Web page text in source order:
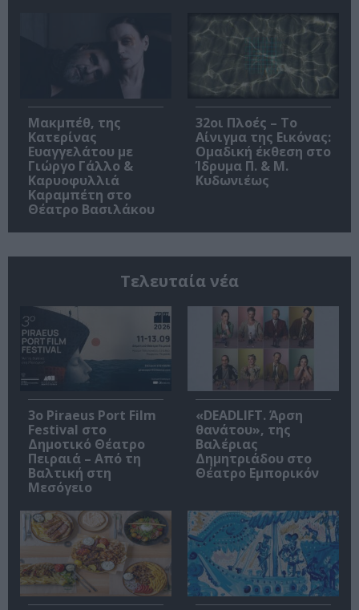
Μακμπέθ, της
Κατερίνας
Ευαγγελάτου με
Γιώργο Γάλλο &
Καρυοφυλλιά
Καραμπέτη στο
Θέατρο Βασιλάκου
32οι Πλοές – Το
Αίνιγμα της Εικόνας:
Ομαδική έκθεση στο
Ίδρυμα Π. & Μ.
Κυδωνιέως
Τελευταία νέα
3o Piraeus Port Film
Festival στο
Δημοτικό Θέατρο
Πειραιά – Από τη
Βαλτική στη
Μεσόγειο
«DEADLIFT. Άρση
θανάτου», της
Βαλέριας
Δημητριάδου στο
Θέατρο Εμπορικόν